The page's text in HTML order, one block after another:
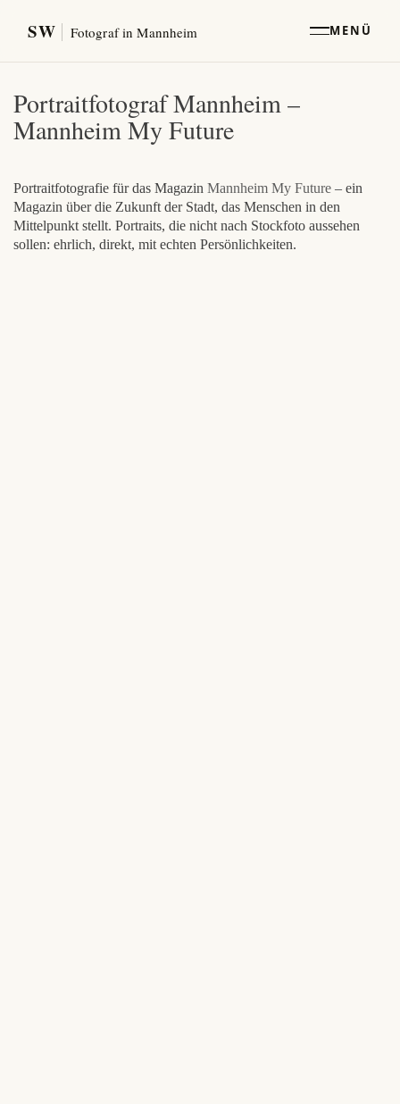
SW Fotograf in Mannheim MENÜ
Portraitfotograf Mannheim –
Mannheim My Future
Portraitfotografie für das Magazin Mannheim My Future – ein
Magazin über die Zukunft der Stadt, das Menschen in den
Mittelpunkt stellt. Portraits, die nicht nach Stockfoto aussehen
sollen: ehrlich, direkt, mit echten Persönlichkeiten.